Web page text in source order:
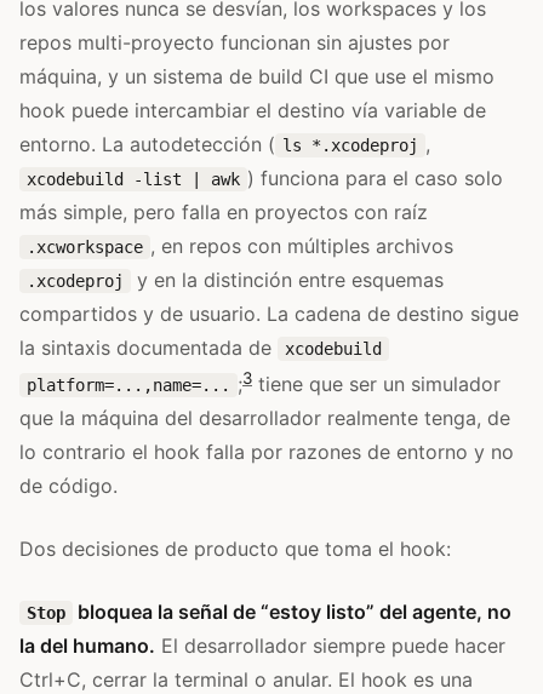
los valores nunca se desvían, los workspaces y los
repos multi-proyecto funcionan sin ajustes por
máquina, y un sistema de build CI que use el mismo
hook puede intercambiar el destino vía variable de
entorno. La autodetección ( ls *.xcodeproj ,
xcodebuild -list | awk ) funciona para el caso solo
más simple, pero falla en proyectos con raíz
.xcworkspace , en repos con múltiples archivos
.xcodeproj
y en la distinción entre esquemas
compartidos y de usuario. La cadena de destino sigue
la sintaxis documentada de
xcodebuild
platform=...,name=...
;3 tiene que ser un simulador
que la máquina del desarrollador realmente tenga, de
lo contrario el hook falla por razones de entorno y no
de código.
Dos decisiones de producto que toma el hook:
Stop
bloquea la señal de “estoy listo” del agente, no
la del humano. El desarrollador siempre puede hacer
Ctrl+C, cerrar la terminal o anular. El hook es una